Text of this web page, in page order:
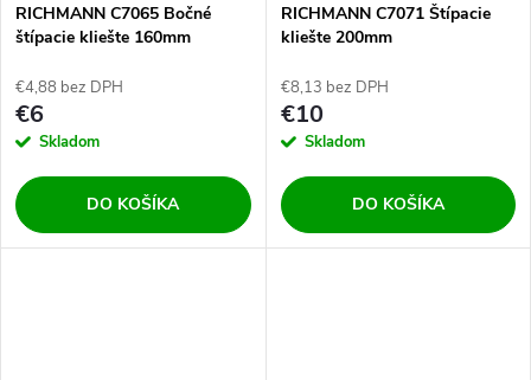
RICHMANN C7065 Bočné
štípacie kliešte 160mm
€4,88 bez DPH
€6
Skladom
DO KOŠÍKA
RICHMANN C7071 Štípacie
kliešte 200mm
€8,13 bez DPH
€10
Skladom
DO KOŠÍKA